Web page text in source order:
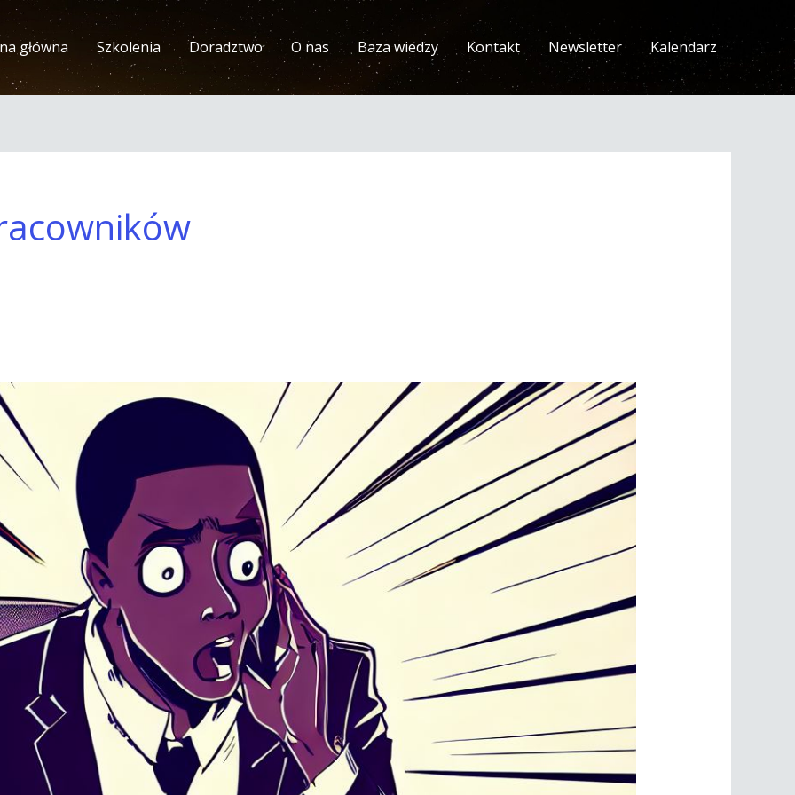
główna Szkolenia Doradztwo O nas Baza wiedzy Kontakt Newsletter Kalendarz